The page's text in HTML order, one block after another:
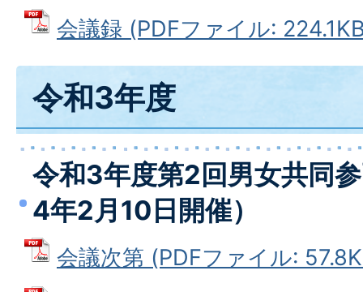
会議録 (PDFファイル:
令和3年度
令和3年度第2回男女共同
4年2月10日開催）
会議次第 (PDFファイル: